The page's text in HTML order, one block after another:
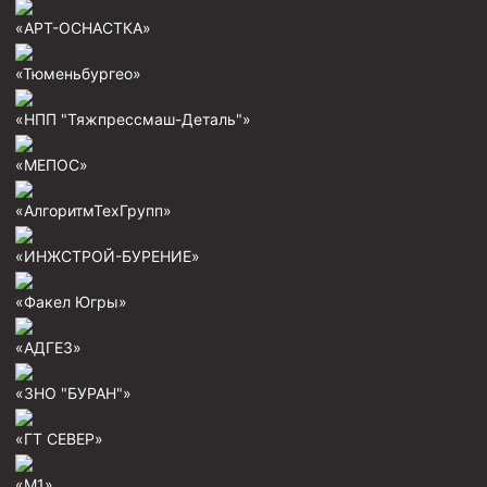
Пробки цементировочные
Скребки корончатые СК и тросовые СТ
Башмаки колонные
Инструмент для бурения и КРС (ловильный, аварийный)
Перья для резки кабеля
Шаблоны колонные
Пауки механические
Желонки
«АРТ-ОСНАСТКА»
«Тюменьбургео»
«НПП "Тяжпрессмаш-Деталь"»
«МЕПОС»
«АлгоритмТехГрупп»
«ИНЖСТРОЙ-БУРЕНИЕ»
«Факел Югры»
«АДГЕЗ»
«ЗНО "БУРАН"»
«ГТ СЕВЕР»